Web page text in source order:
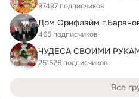
97497 подписчиков
Дом Орифлэйм
465 подписчиков
ЧУДЕСА СВОИМИ
251526 подписчиков
Все